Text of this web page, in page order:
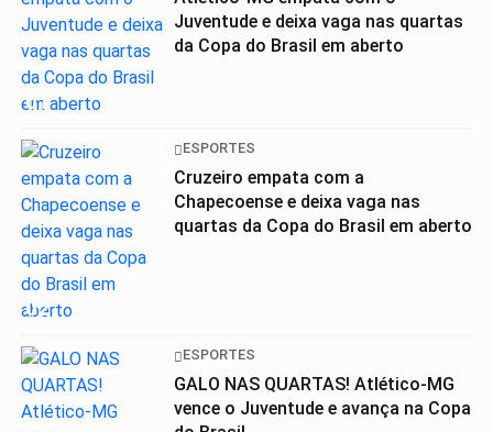
01
Juventude e deixa vaga nas quartas
da Copa do Brasil em aberto
02
ESPORTES
Cruzeiro empata com a
Chapecoense e deixa vaga nas
quartas da Copa do Brasil em aberto
ESPORTES
GALO NAS QUARTAS! Atlético-MG
vence o Juventude e avança na Copa